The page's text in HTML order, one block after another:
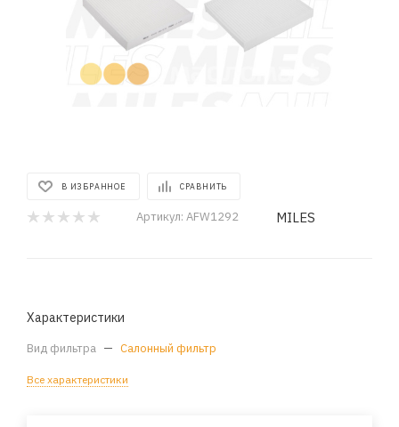
В ИЗБРАННОЕ СРАВНИТЬ
Артикул: AFW1292 MILES
Характеристики
Вид фильтра — Салонный фильтр
Все характеристики